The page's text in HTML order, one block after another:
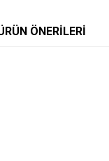
ÖNERILERI